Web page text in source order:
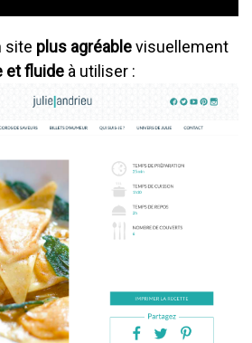
site plus agréablevisuellement
et fluide à utiliser :